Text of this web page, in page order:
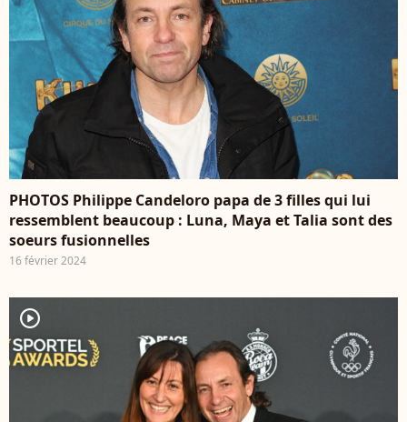
PHOTOS Philippe Candeloro papa de 3 filles qui lui
ressemblent beaucoup : Luna, Maya et Talia sont des
soeurs fusionnelles
16 février 2024
player2